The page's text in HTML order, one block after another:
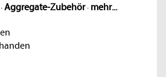
·Aggregate-Zubehör· mehr...